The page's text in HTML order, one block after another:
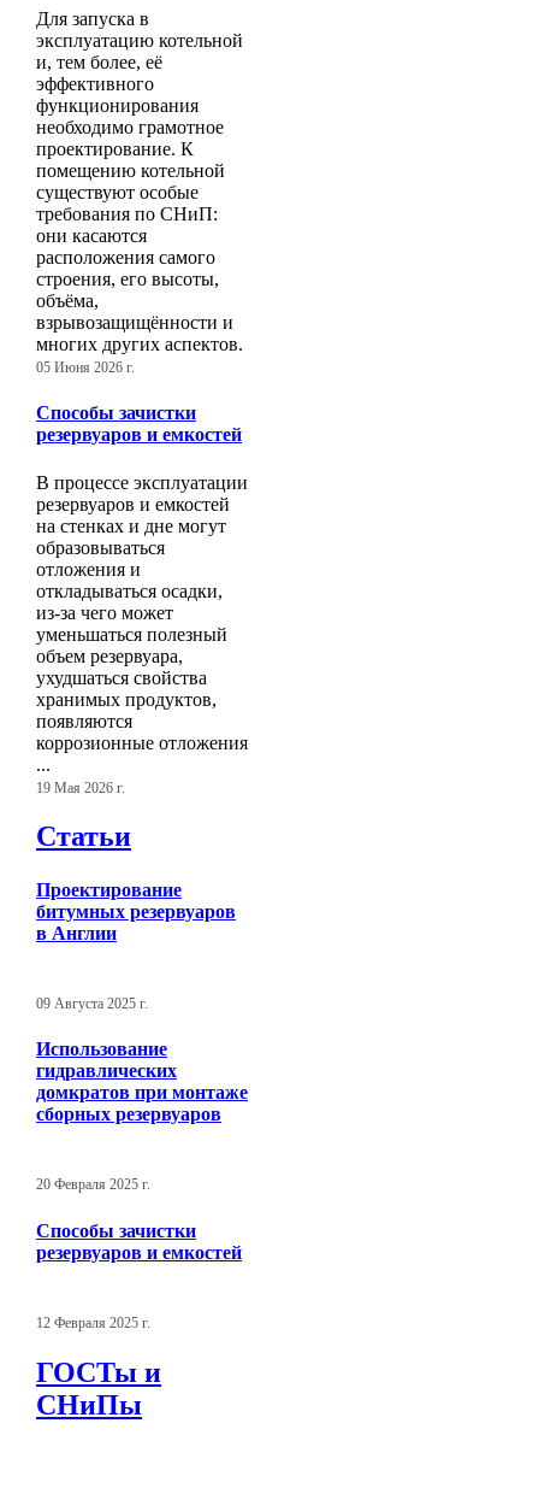
Для запуска в
эксплуатацию котельной
и, тем более, её
эффективного
функционирования
необходимо грамотное
проектирование. К
помещению котельной
существуют особые
требования по СНиП:
они касаются
расположения самого
строения, его высоты,
объёма,
взрывозащищённости и
многих других аспектов.
05 Июня 2026 г.
Способы зачистки
резервуаров и емкостей
В процессе эксплуатации
резервуаров и емкостей
на стенках и дне могут
образовываться
отложения и
откладываться осадки,
из-за чего может
уменьшаться полезный
объем резервуара,
ухудшаться свойства
хранимых продуктов,
появляются
коррозионные отложения
...
19 Мая 2026 г.
Статьи
Проектирование
битумных резервуаров
в Англии
09 Августа 2025 г.
Использование
гидравлических
домкратов при монтаже
сборных резервуаров
20 Февраля 2025 г.
Способы зачистки
резервуаров и емкостей
12 Февраля 2025 г.
ГОСТы и
СНиПы